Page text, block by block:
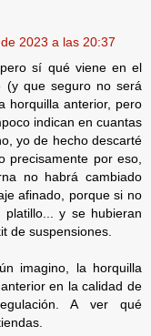
2023 a las 20:37
sí qué viene en el
(y que seguro no será
horquilla anterior, pero
indican en cuantas
yo de hecho descarté
precisamente por eso,
no habrá cambiado
afinado, porque si no
y se hubieran
de suspensiones.
imagino, la horquilla
en la calidad de
A ver qué